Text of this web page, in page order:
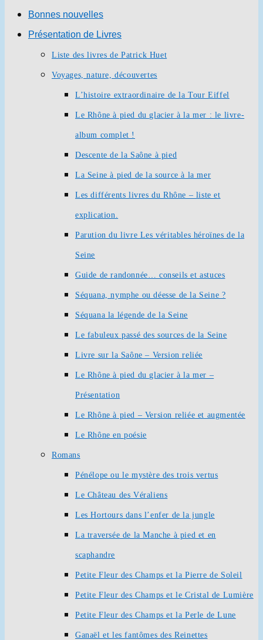
Bonnes nouvelles
Présentation de Livres
Liste des livres de Patrick Huet
Voyages, nature, découvertes
L’histoire extraordinaire de la Tour Eiffel
Le Rhône à pied du glacier à la mer : le livre-
album complet !
Descente de la Saône à pied
La Seine à pied de la source à la mer
Les différents livres du Rhône – liste et
explication.
Parution du livre Les véritables héroïnes de la
Seine
Guide de randonnée… conseils et astuces
Séquana, nymphe ou déesse de la Seine ?
Séquana la légende de la Seine
Le fabuleux passé des sources de la Seine
Livre sur la Saône – Version reliée
Le Rhône à pied du glacier à la mer –
Présentation
Le Rhône à pied – Version reliée et augmentée
Le Rhône en poésie
Romans
Pénélope ou le mystère des trois vertus
Le Château des Véraliens
Les Hortours dans l’enfer de la jungle
La traversée de la Manche à pied et en
scaphandre
Petite Fleur des Champs et la Pierre de Soleil
Petite Fleur des Champs et le Cristal de Lumière
Petite Fleur des Champs et la Perle de Lune
Ganaël et les fantômes des Reinettes